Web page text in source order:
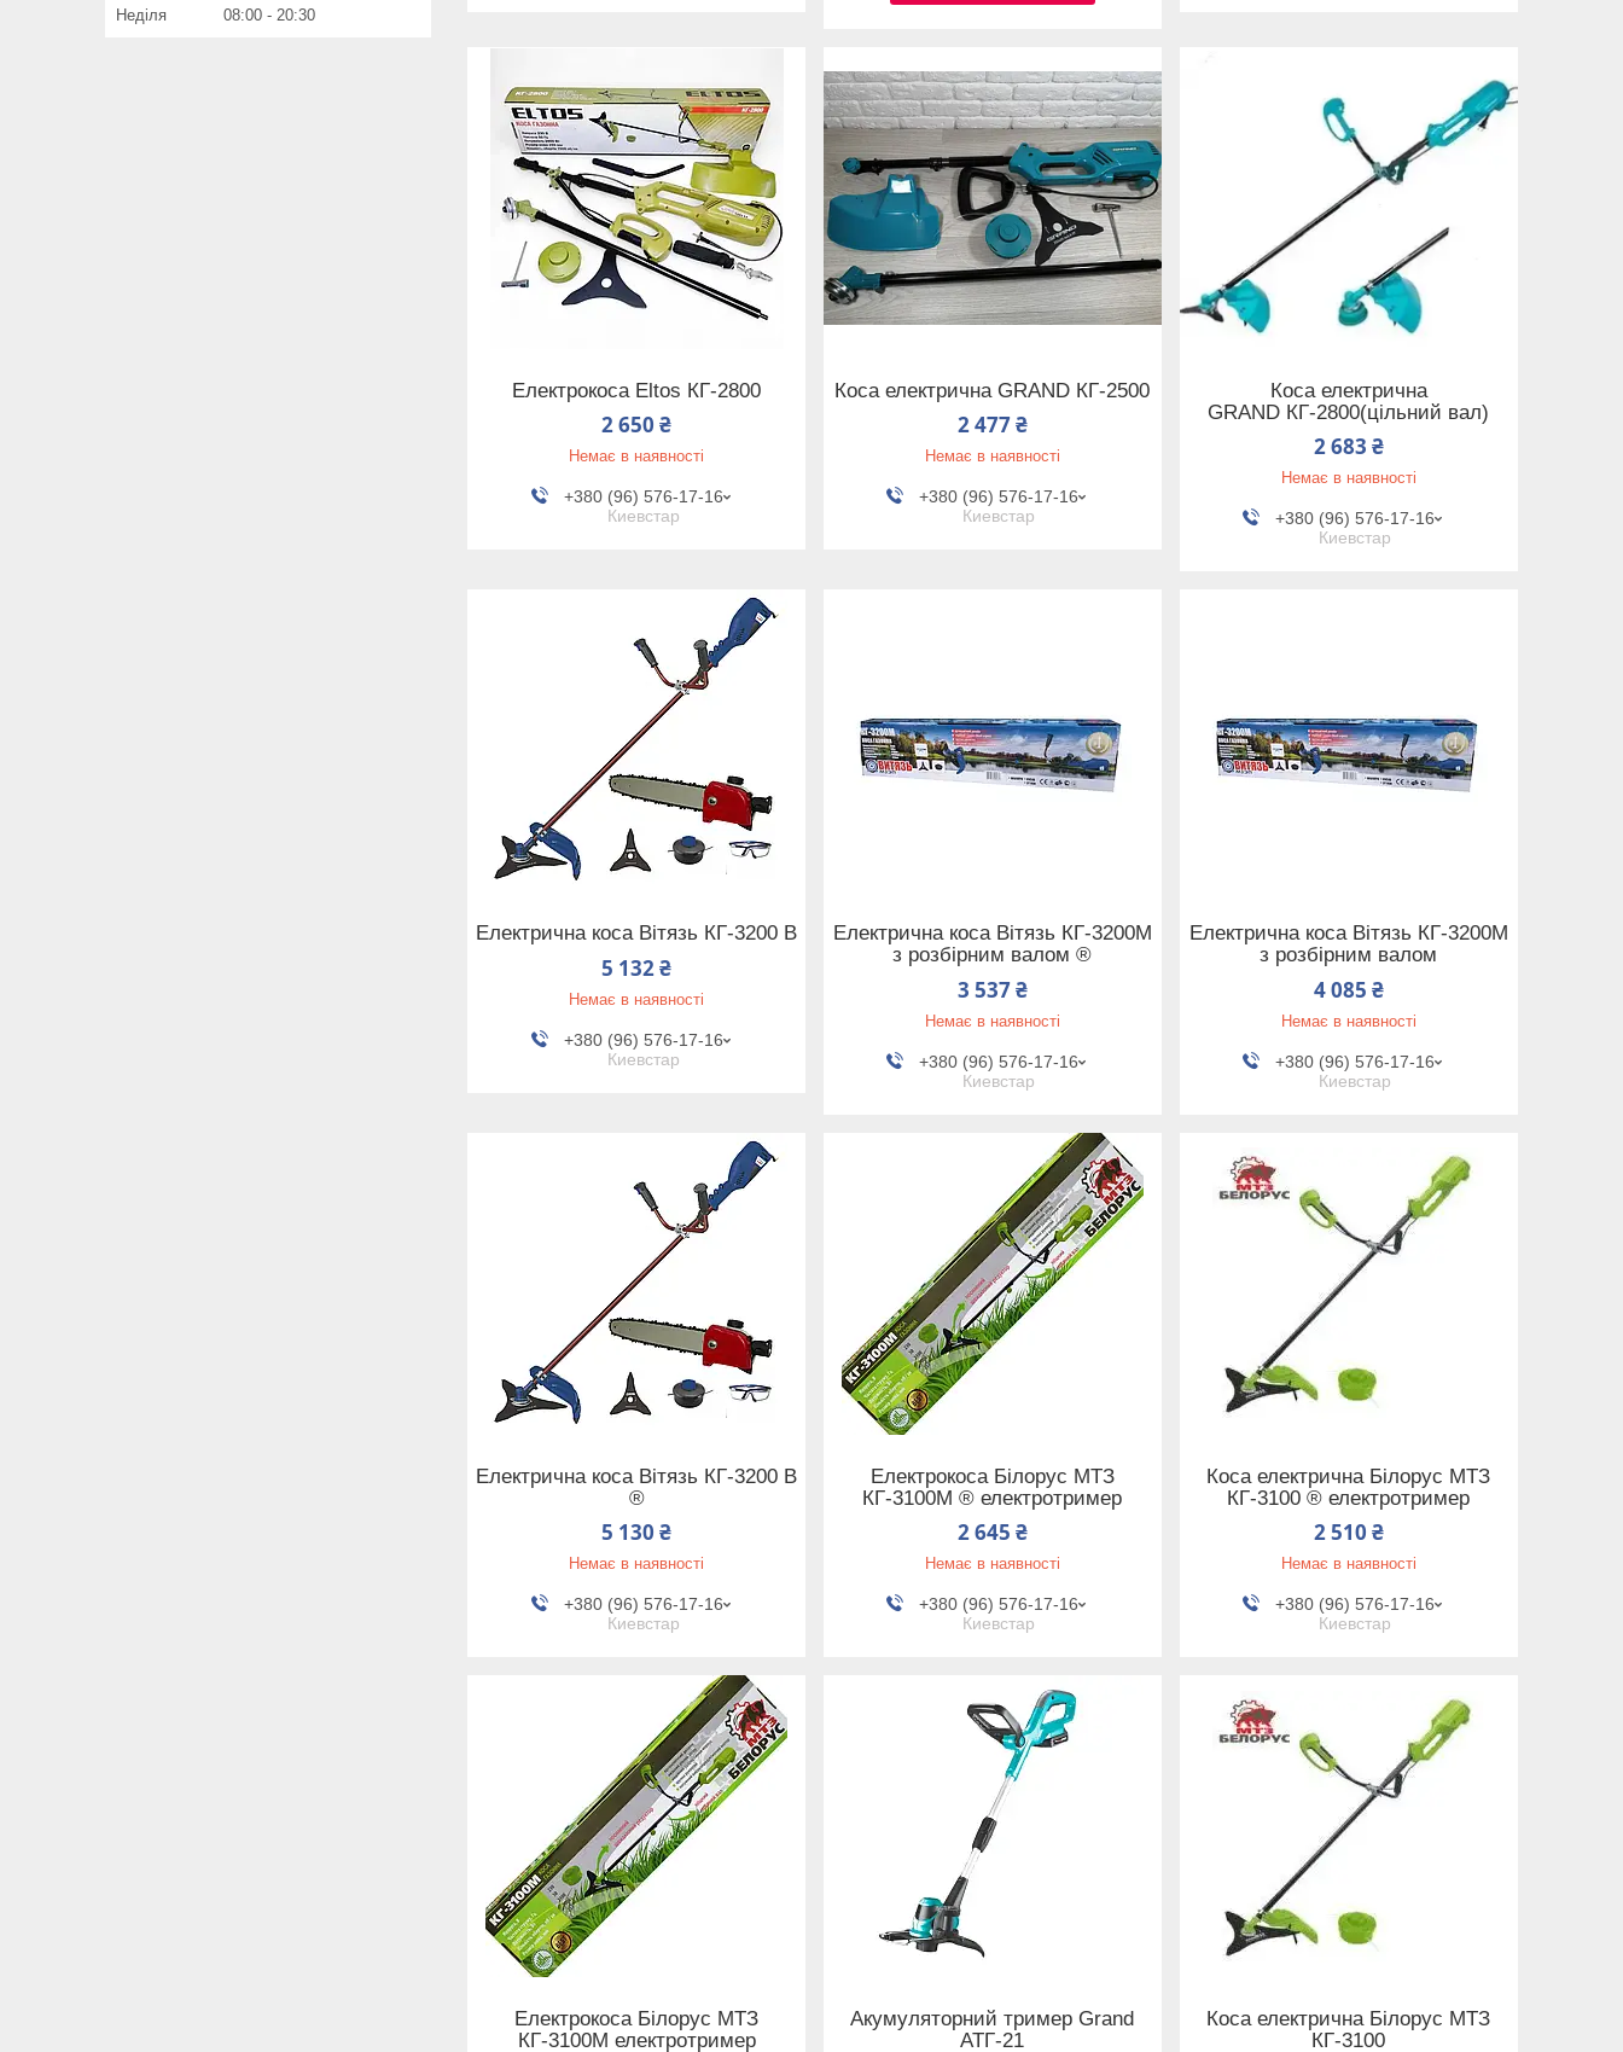
Електрокоса Eltos КГ-2800
2 650 ₴
Немає в наявності
+380 (96) 576-17-16
Киевстар
Коса електрична GRAND КГ-2500
2 477 ₴
Немає в наявності
+380 (96) 576-17-16
Киевстар
Коса електрична
GRAND КГ-2800(цільний вал)
2 683 ₴
Немає в наявності
+380 (96) 576-17-16
Киевстар
Електрична коса Вітязь КГ-3200 В
5 132 ₴
Немає в наявності
+380 (96) 576-17-16
Киевстар
Електрична коса Вітязь КГ-3200М
з розбірним валом ®
3 537 ₴
Немає в наявності
+380 (96) 576-17-16
Киевстар
Електрична коса Вітязь КГ-3200М
з розбірним валом
4 085 ₴
Немає в наявності
+380 (96) 576-17-16
Киевстар
Електрична коса Вітязь КГ-3200 В
®
5 130 ₴
Немає в наявності
+380 (96) 576-17-16
Киевстар
Електрокоса Білорус МТЗ
КГ-3100М ® електротример
2 645 ₴
Немає в наявності
+380 (96) 576-17-16
Киевстар
Коса електрична Білорус МТЗ
КГ-3100 ® електротример
2 510 ₴
Немає в наявності
+380 (96) 576-17-16
Киевстар
Електрокоса Білорус МТЗ
КГ-3100М електротример
Акумуляторний тример Grand
АТГ-21
Коса електрична Білорус МТЗ
КГ-3100
Неділя
08:00 20:30